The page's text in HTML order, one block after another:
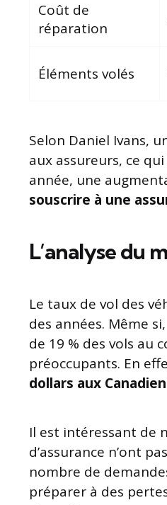
Coût de
réparation
Éléments volés
Selon Daniel Ivans,
aux assureurs, ce
année, une
souscrire à une
L’analyse du
Le taux de vol des
des années. Même
de 19 % des vols au
préoccupants. En
dollars aux
Il est intéressant de
d’assurance n’ont
nombre de
préparer à des